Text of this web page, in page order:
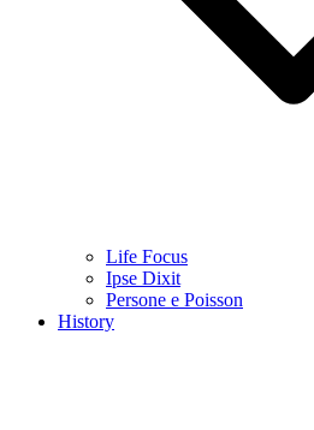
Life Focus
Ipse Dixit
Persone e Poisson
History